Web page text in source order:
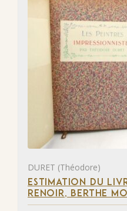
DURET (Théodore)
ESTIMATION DU
RENOIR, BERTHE